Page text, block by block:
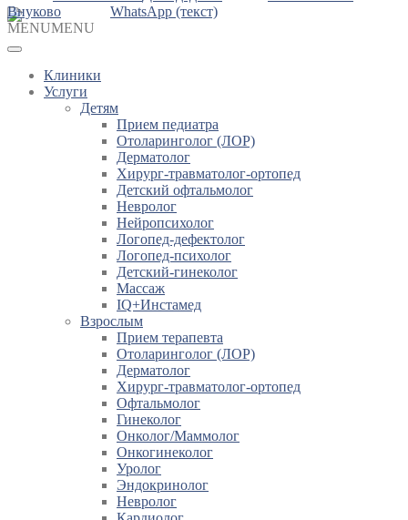
Внуково
WhatsApp (текст)
MENUMENU
Клиники
Услуги
Детям
Прием педиатра
Отоларинголог (ЛОР)
Дерматолог
Хирург-травматолог-ортопед
Детский офтальмолог
Невролог
Нейропсихолог
Логопед-дефектолог
Логопед-психолог
Детский-гинеколог
Массаж
IQ+Инстамед
Взрослым
Прием терапевта
Отоларинголог (ЛОР)
Дерматолог
Хирург-травматолог-ортопед
Офтальмолог
Гинеколог
Онколог/Маммолог
Онкогинеколог
Уролог
Эндокринолог
Невролог